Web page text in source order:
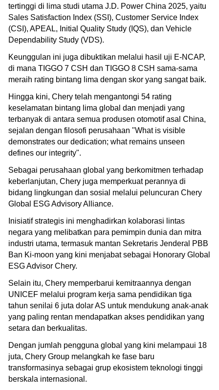
tertinggi di lima studi utama J.D. Power China 2025, yaitu
Sales Satisfaction Index (SSI), Customer Service Index
(CSI), APEAL, Initial Quality Study (IQS), dan Vehicle
Dependability Study (VDS).
Keunggulan ini juga dibuktikan melalui hasil uji E-NCAP,
di mana TIGGO 7 CSH dan TIGGO 8 CSH sama-sama
meraih rating bintang lima dengan skor yang sangat baik.
Hingga kini, Chery telah mengantongi 54 rating
keselamatan bintang lima global dan menjadi yang
terbanyak di antara semua produsen otomotif asal China,
sejalan dengan filosofi perusahaan "What is visible
demonstrates our dedication; what remains unseen
defines our integrity".
Sebagai perusahaan global yang berkomitmen terhadap
keberlanjutan, Chery juga memperkuat perannya di
bidang lingkungan dan sosial melalui peluncuran Chery
Global ESG Advisory Alliance.
Inisiatif strategis ini menghadirkan kolaborasi lintas
negara yang melibatkan para pemimpin dunia dan mitra
industri utama, termasuk mantan Sekretaris Jenderal PBB
Ban Ki-moon yang kini menjabat sebagai Honorary Global
ESG Advisor Chery.
Selain itu, Chery memperbarui kemitraannya dengan
UNICEF melalui program kerja sama pendidikan tiga
tahun senilai 6 juta dolar AS untuk mendukung anak-anak
yang paling rentan mendapatkan akses pendidikan yang
setara dan berkualitas.
Dengan jumlah pengguna global yang kini melampaui 18
juta, Chery Group melangkah ke fase baru
transformasinya sebagai grup ekosistem teknologi tinggi
berskala internasional.